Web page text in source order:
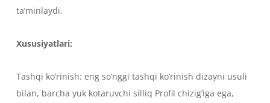
ta’minlaydi.
Xususiyatlari:
Tashqi ko’rinish: eng so’nggi tashqi ko’rinish dizayni usuli
bilan, barcha yuk kotaruvchi silliq Profil chizig’iga ega,